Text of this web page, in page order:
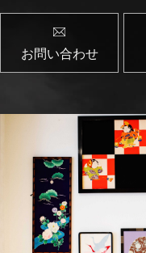
お問い合わせ